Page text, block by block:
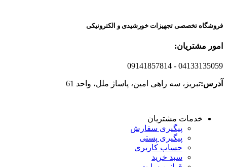
فروشگاه تخصصی تجهیزات خورشیدی و الکترونیکی
امور مشتریان:
- 04133135059
09141857814
آدرس:تبریز، سه راهی امین، پاساژ ملل، واحد 61
خدمات مشتریان
پیگیری سفارش
پیگیری پستی
حساب کاربری
سبد خرید